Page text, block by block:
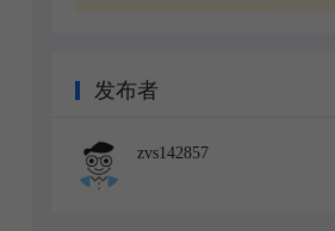
发布者
zvs142857